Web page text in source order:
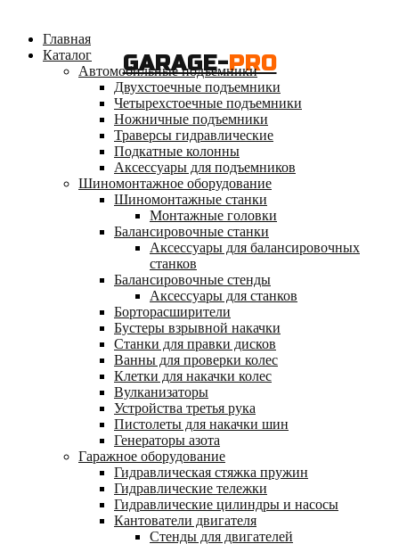
GARAGE-PRO
Главная
Каталог
Автомобильные подъемники
Двухстоечные подъемники
Четырехстоечные подъемники
Ножничные подъемники
Траверсы гидравлические
Подкатные колонны
Аксессуары для подъемников
Шиномонтажное оборудование
Шиномонтажные станки
Монтажные головки
Балансировочные станки
Аксессуары для балансировочных
станков
Балансировочные стенды
Аксессуары для станков
Борторасширители
Бустеры взрывной накачки
Станки для правки дисков
Ванны для проверки колес
Клетки для накачки колес
Вулканизаторы
Устройства третья рука
Пистолеты для накачки шин
Генераторы азота
Гаражное оборудование
Гидравлическая стяжка пружин
Гидравлические тележки
Гидравлические цилиндры и насосы
Кантователи двигателя
Стенды для двигателей